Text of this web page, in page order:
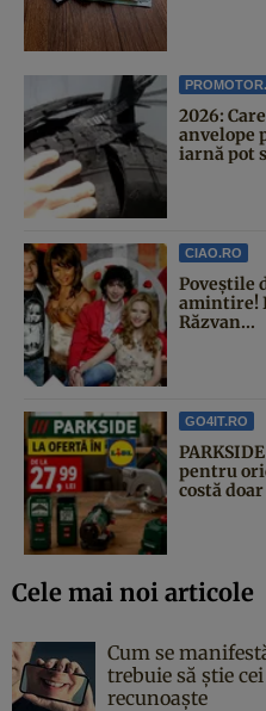
2026:
anvelope
iarnă pot
CIAO.RO
Poveştile
amintire!
Răzvan...
GO4IT.RO
pentru
costă doar
Cele mai noi articole
Cum se
trebuie să știe
recunoaște